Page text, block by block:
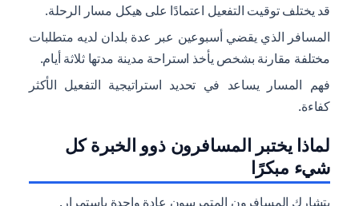
قد يختلف توقيت التفعيل اعتمادًا على هيكل مسار الرحلة.
المسافر الذي يقضي أسبوعين عبر عدة بلدان لديه متطلبات
مختلفة مقارنة بشخص يأخذ استراحة مدينة مدتها ثلاثة أيام.
فهم المسار يساعد في تحديد استراتيجية التفعيل الأكثر
كفاءة.
لماذا يختبر المسافرون ذوو الخبرة كل
شيء مبكرًا
يتشارك المسافرون المتمرسون عادة واحدة باستمرار.